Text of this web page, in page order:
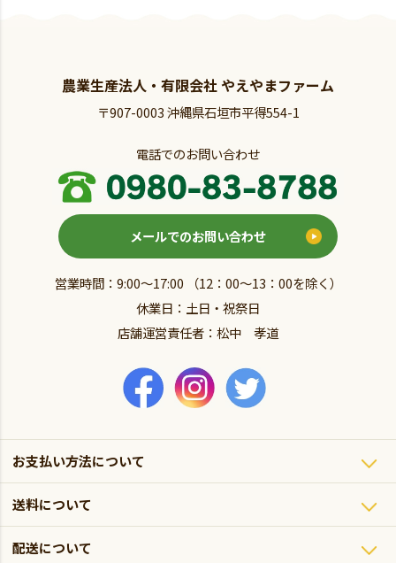
農業生産法人・有限会社 やえやまファーム
〒907-0003 沖縄県石垣市平得554-1
電話でのお問い合わせ
メールでのお問い合わせ
営業時間：9:00～17:00 （12：00～13：00を除く）
休業日：土日・祝祭日
店舗運営責任者：松中 孝道
お支払い方法について
送料について
配送について